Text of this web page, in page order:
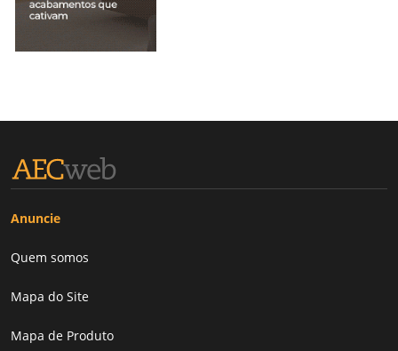
Anuncie
Quem somos
Mapa do Site
Mapa de Produto